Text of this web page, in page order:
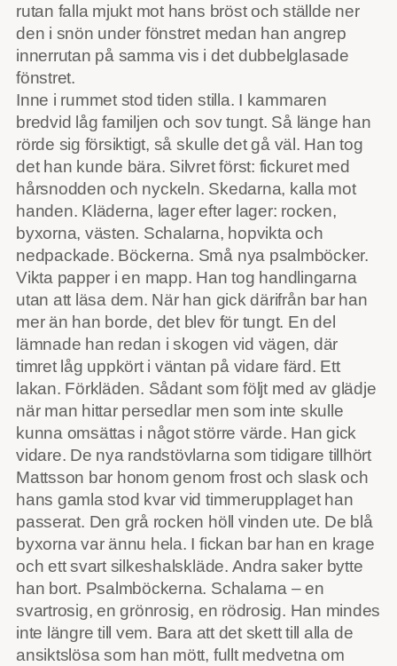
rutan falla mjukt mot hans bröst och ställde ner
den i snön under fönstret medan han angrep
innerrutan på samma vis i det dubbelglasade
fönstret.
Inne i rummet stod tiden stilla. I kammaren
bredvid låg familjen och sov tungt. Så länge han
rörde sig försiktigt, så skulle det gå väl. Han tog
det han kunde bära. Silvret först: fickuret med
hårsnodden och nyckeln. Skedarna, kalla mot
handen. Kläderna, lager efter lager: rocken,
byxorna, västen. Schalarna, hopvikta och
nedpackade. Böckerna. Små nya psalmböcker.
Vikta papper i en mapp. Han tog handlingarna
utan att läsa dem. När han gick därifrån bar han
mer än han borde, det blev för tungt. En del
lämnade han redan i skogen vid vägen, där
timret låg uppkört i väntan på vidare färd. Ett
lakan. Förkläden. Sådant som följt med av glädje
när man hittar persedlar men som inte skulle
kunna omsättas i något större värde. Han gick
vidare. De nya randstövlarna som tidigare tillhört
Mattsson bar honom genom frost och slask och
hans gamla stod kvar vid timmerupplaget han
passerat. Den grå rocken höll vinden ute. De blå
byxorna var ännu hela. I fickan bar han en krage
och ett svart silkeshalskläde. Andra saker bytte
han bort. Psalmböckerna. Schalarna – en
svartrosig, en grönrosig, en rödrosig. Han mindes
inte längre till vem. Bara att det skett till alla de
ansiktslösa som han mött, fullt medvetna om